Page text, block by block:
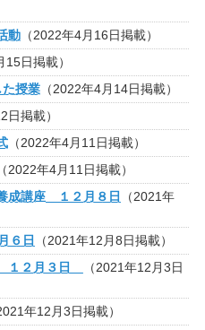
動（2022年4月16日掲載）
日掲載）
授業（2022年4月14日掲載）
掲載）
（2022年4月11日掲載）
2022年4月11日掲載）
成講座 １２月８日
（2021年
６日
（2021年12月8日掲載）
１２月３日
（2021年12月3日
年12月3日掲載）